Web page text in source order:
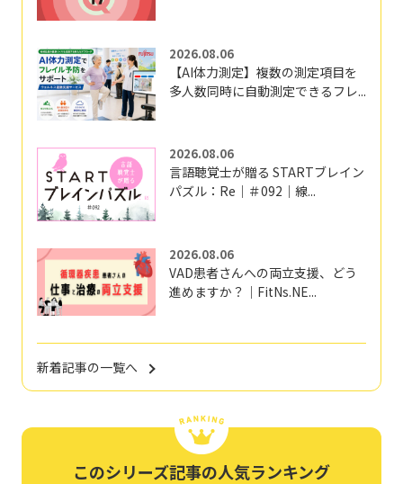
2026.08.06
【AI体力測定】複数の測定項目を
多人数同時に自動測定できるフレ...
2026.08.06
言語聴覚士が贈る STARTブレイン
パズル：Re｜＃092｜線...
2026.08.06
VAD患者さんへの両立支援、どう
進めますか？｜FitNs.NE...
新着記事の一覧へ
このシリーズ記事の人気ランキング